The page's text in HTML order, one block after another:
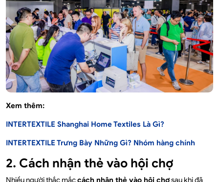
Xem thêm:
INTERTEXTILE Shanghai Home Textiles Là Gì?
INTERTEXTILE Trưng Bày Những Gì? Nhóm hàng chính
2. Cách nhận thẻ vào hội chợ
Nhiều người thắc mắccách nhận thẻ vào hội chợsau khi đã